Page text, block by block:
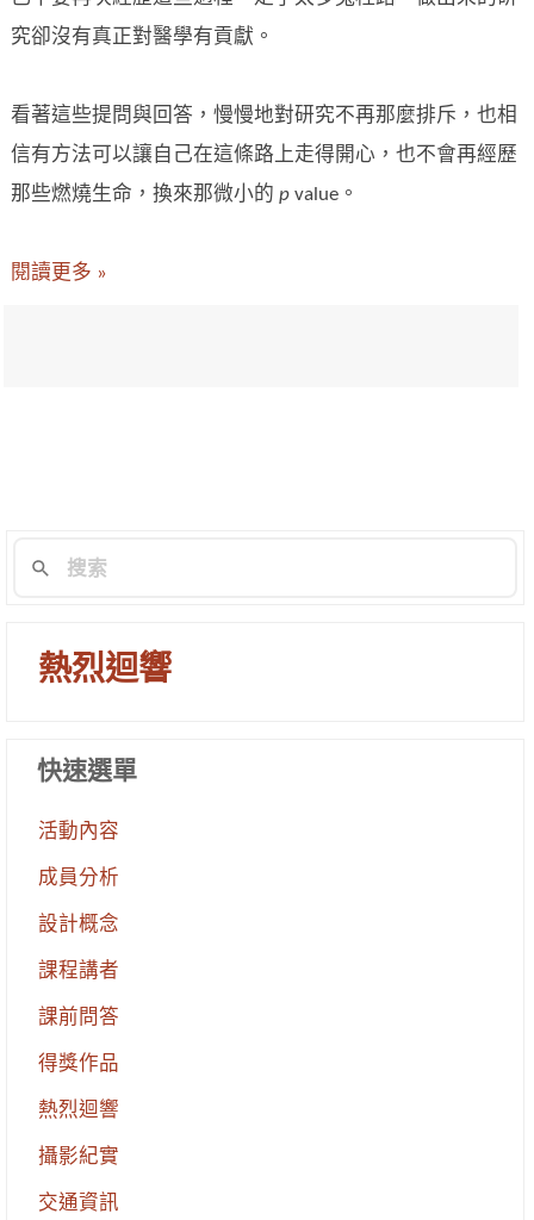
究卻沒有真正對醫學有貢獻。
看著這些提問與回答，慢慢地對研究不再那麼排斥，也相
信有方法可以讓自己在這條路上走得開心，也不會再經歷
那些燃燒生命，換來那微小的 p value。
閱讀更多 »
熱烈迴響
快速選單
活動內容
成員分析
設計概念
課程講者
課前問答
得獎作品
熱烈迴響
攝影紀實
交通資訊